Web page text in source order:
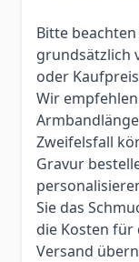
Bitte
grundsätzlich
oder
Wir
Zweifelsfall
Gravur
Sie das
die Kosten für
Versand